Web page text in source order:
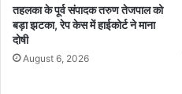
सा
ध
नों
प
तहलका के पूर्व संपादक तरुण तेजपाल को
बड़ा झटका, रेप केस में हाईकोर्ट ने माना
दोषी
August 6, 2026